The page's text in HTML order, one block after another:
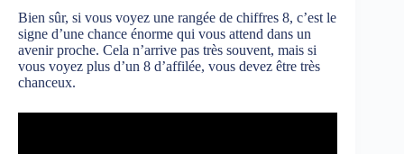
Bien sûr, si vous voyez une rangée de chiffres 8, c’est le
signe d’une chance énorme qui vous attend dans un
avenir proche. Cela n’arrive pas très souvent, mais si
vous voyez plus d’un 8 d’affilée, vous devez être très
chanceux.